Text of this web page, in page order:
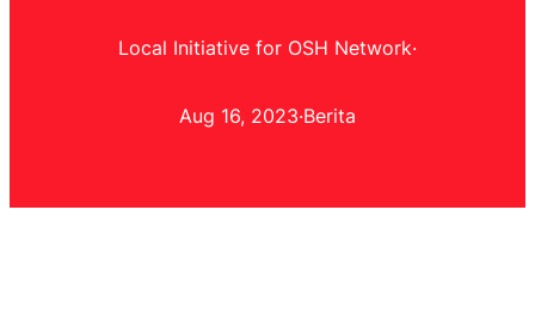
Local Initiative for OSH Network·
Aug 16, 2023·Berita